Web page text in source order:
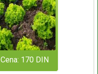
Cena: 170 DIN